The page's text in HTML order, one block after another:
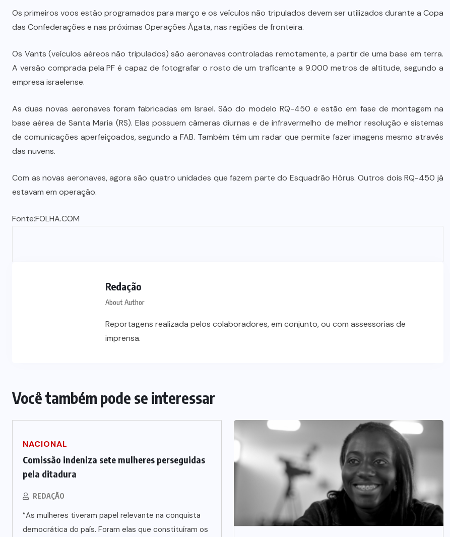
Os primeiros voos estão programados para março e os veículos não tripulados devem ser utilizados durante a Copa
das Confederações e nas próximas Operações Ágata, nas regiões de fronteira.
Os Vants (veículos aéreos não tripulados) são aeronaves controladas remotamente, a partir de uma base em terra.
A versão comprada pela PF é capaz de fotografar o rosto de um traficante a 9.000 metros de altitude, segundo a
empresa israelense.
As duas novas aeronaves foram fabricadas em Israel. São do modelo RQ-450 e estão em fase de montagem na
base aérea de Santa Maria (RS). Elas possuem câmeras diurnas e de infravermelho de melhor resolução e sistemas
de comunicações aperfeiçoados, segundo a FAB. Também têm um radar que permite fazer imagens mesmo através
das nuvens.
Com as novas aeronaves, agora são quatro unidades que fazem parte do Esquadrão Hórus. Outros dois RQ-450 já
estavam em operação.
Fonte:FOLHA.COM
Redação
About Author
Reportagens realizada pelos colaboradores, em conjunto, ou com assessorias de
imprensa.
Você também pode se interessar
NACIONAL
Comissão indeniza sete mulheres perseguidas
pela ditadura
REDAÇÃO
“As mulheres tiveram papel relevante na conquista
democrática do país. Foram elas que constituíram os
última hora para ser o vice de
Wellington Fagundes
mais alta honraria da Rotam em